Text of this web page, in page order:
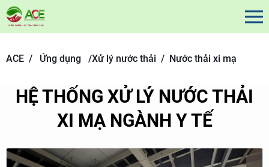
ACE / Ứng dụng /Xử lý nước thải / Nước thải xi mạ
HỆ THỐNG XỬ LÝ NƯỚC THẢI
XI MẠ NGÀNH Y TẾ